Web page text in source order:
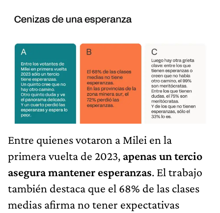
Entre quienes votaron a Milei en la
primera vuelta de 2023, apenas un tercio
asegura mantener esperanzas. El trabajo
también destaca que el 68% de las clases
medias afirma no tener expectativas